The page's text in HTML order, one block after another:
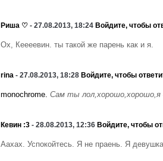
Риша ♡ - 27.08.2013, 18:24 Войдите, чтобы
Ох, Кеееевин. ты такой же парень как и я.
rina - 27.08.2013, 18:28 Войдите, чтобы
monochrome. Сам ты лол,хорошо,хорошо,я
Кевин :3 - 28.08.2013, 12:36 Войдите, чтобы
Аахах. Успокойтесь. Я не праень. Я